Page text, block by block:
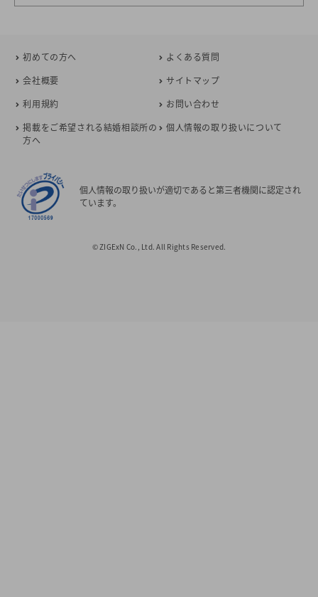
初めての方へ
よくある質問
会社概要
サイトマップ
利用規約
お問い合わせ
掲載をご希望される結婚相談所の
方へ
個人情報の取り扱いについて
個人情報の取り扱いが適切であると第三者機関に認定され
ています。
© ZIGExN Co., Ltd. All Rights Reserved.